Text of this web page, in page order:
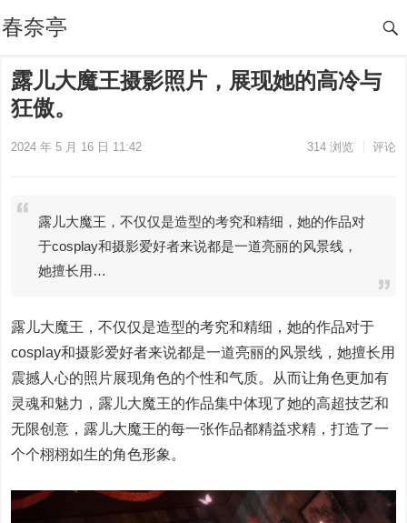
春奈亭
露儿大魔王摄影照片，展现她的高冷与
狂傲。
2024 年 5 月 16 日 11:42 314浏览 评论
露儿大魔王，不仅仅是造型的考究和精细，她的作品对
于cosplay和摄影爱好者来说都是一道亮丽的风景线，
她擅长用…
露儿大魔王，不仅仅是造型的考究和精细，她的作品对于
cosplay和摄影爱好者来说都是一道亮丽的风景线，她擅长用
震撼人心的照片展现角色的个性和气质。从而让角色更加有
灵魂和魅力，露儿大魔王的作品集中体现了她的高超技艺和
无限创意，露儿大魔王的每一张作品都精益求精，打造了一
个个栩栩如生的角色形象。